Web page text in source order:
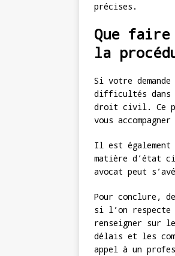
précises.
Que
la
Si votre
difficultés dans
droit civil. Ce
vous
Il est également
matière d’état
avocat peut
Pour conclure,
si l’on
renseigner sur
délais et les
appel à un